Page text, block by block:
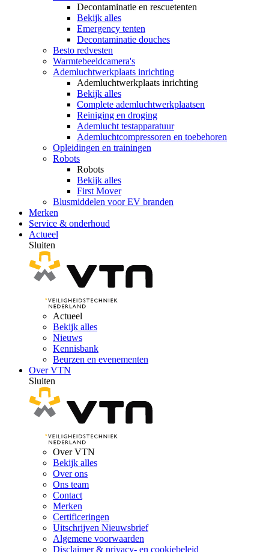
Decontaminatie en rescuetenten
Bekijk alles
Emergency tenten
Decontaminatie douches
Besto redvesten
Warmtebeeldcamera's
Ademluchtwerkplaats inrichting
Ademluchtwerkplaats inrichting
Bekijk alles
Complete ademluchtwerkplaatsen
Reiniging en droging
Ademlucht testapparatuur
Ademluchtcompressoren en toebehoren
Opleidingen en trainingen
Robots
Robots
Bekijk alles
First Mover
Blusmiddelen voor EV branden
Merken
Service & onderhoud
Actueel
Sluiten
Actueel
Bekijk alles
Nieuws
Kennisbank
Beurzen en evenementen
Over VTN
Sluiten
Over VTN
Bekijk alles
Over ons
Ons team
Contact
Merken
Certificeringen
Uitschrijven Nieuwsbrief
Algemene voorwaarden
Disclaimer & privacy- en cookiebeleid